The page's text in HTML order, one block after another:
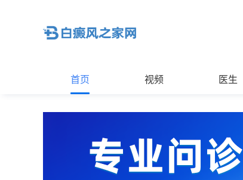
首页 视频 医生